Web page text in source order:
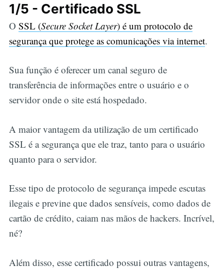
1/5 - Certificado SSL
O SSL (Secure Socket Layer) é um protocolo de
segurança que protege as comunicações via internet.
Sua função é oferecer um canal seguro de
transferência de informações entre o usuário e o
servidor onde o site está hospedado.
A maior vantagem da utilização de um certificado
SSL é a segurança que ele traz, tanto para o usuário
quanto para o servidor.
Esse tipo de protocolo de segurança impede escutas
ilegais e previne que dados sensíveis, como dados de
cartão de crédito, caiam nas mãos de hackers. Incrível,
né?
Além disso, esse certificado possui outras vantagens,